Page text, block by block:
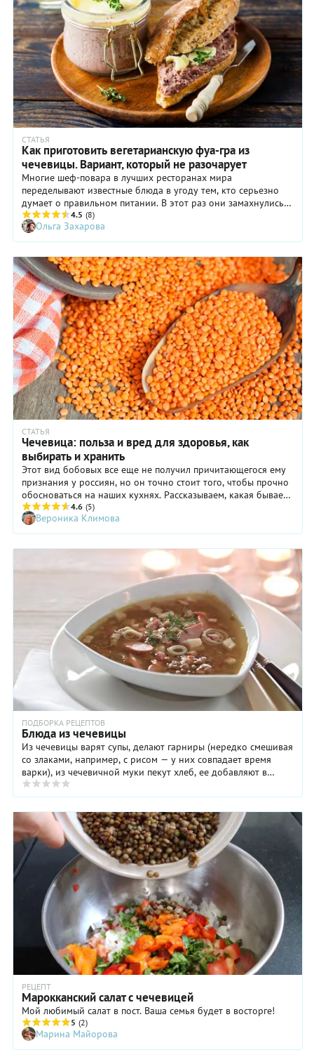
СТАТЬЯ
Как приготовить вегетарианскую фуа-гра из
чечевицы. Вариант, который не разочарует
Многие шеф-повара в лучших ресторанах мира
переделывают известные блюда в угоду тем, кто серьезно
думает о правильном питании. В этот раз они замахнулись
на святое и приготовили вегетарианскую фуа-гра. Вкусно и
недорого.
4.5 (8)
Ольга Захарова
СТАТЬЯ
Чечевица: польза и вред для здоровья, как
выбирать и хранить
Этот вид бобовых все еще не получил причитающегося ему
признания у россиян, но он точно стоит того, чтобы прочно
обосноваться на наших кухнях. Рассказываем, какая бывает
чечевица, в чем ее виды и отличия, в чем заключается польза
и вред зеленой и красной чечевицы для для здоровья и
организма женщины и мужчины, как выбирать и хранить,
что из нее можно приготовить.
4.6 (5)
Вероника Климова
ПОДБОРКА РЕЦЕПТОВ
Блюда из чечевицы
Из чечевицы варят супы, делают гарниры (нередко смешивая
со злаками, например, с рисом — у них совпадает время
варки), из чечевичной муки пекут хлеб, ее добавляют в
крекеры, печенье и даже шоколадные ...
РЕЦЕПТ
Марокканский салат с чечевицей
Мой любимый салат в пост. Ваша семья будет в восторге!
5 (2)
Марина Майорова